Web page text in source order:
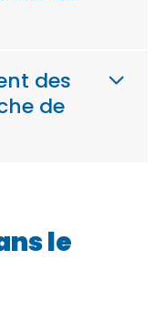
des
de
le